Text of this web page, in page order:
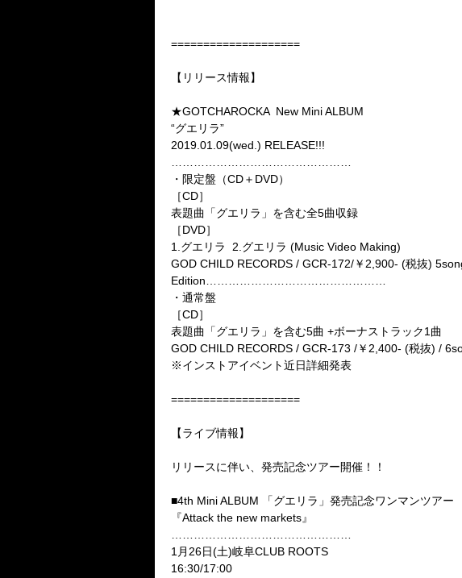
====================
【リリース情報】
★GOTCHAROCKA New Mini ALBUM
“グエリラ”
2019.01.09(wed.) RELEASE!!!
・限定盤（CD＋DVD）
［CD］
表題曲「グエリラ」を含む全5曲収録
［DVD］
1.グエリラ 2.グエリラ (Music Video Making)
GOD CHILD RECORDS / GCR-172/￥2,900- (税抜)
Edition…………………………………………
・通常盤
［CD］
表題曲「グエリラ」を含む5曲 +ボーナストラック1曲
GOD CHILD RECORDS / GCR-173 /￥2,400- (税抜) /
※インストアイベント近日詳細発表
====================
【ライブ情報】
リリースに伴い、発売記念ツアー開催！！
■4th Mini ALBUM 「グエリラ」発売記念ワンマンツアー
『Attack the new markets』
1月26日(土)岐阜CLUB ROOTS
16:30/17:00